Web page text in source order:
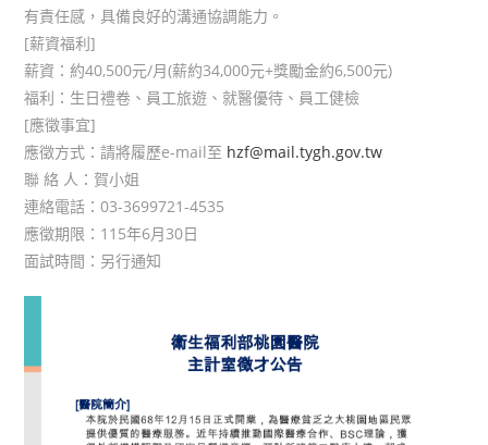
有責任感，具備良好的溝通協調能力。
[薪資福利]
薪資：約40,500元/月(薪約34,000元+獎勵金約6,500元)
福利：生日禮卷、員工旅遊、就醫優待、員工健檢
[應徵事宜]
應徵方式：請將履歷e-mail至 hzf@mail.tygh.gov.tw
聯 絡 人：賀小姐
連絡電話：03-3699721-4535
應徵期限：115年6月30日
面試時間：另行通知